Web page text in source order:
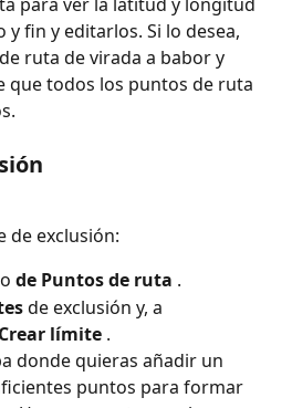
fin y editarlos. Si lo desea,
ruta de virada a babor y
que todos los puntos de ruta
de exclusión:
de Puntos de ruta .
de exclusión y, a
límite .
donde quieras añadir un
puntos para formar